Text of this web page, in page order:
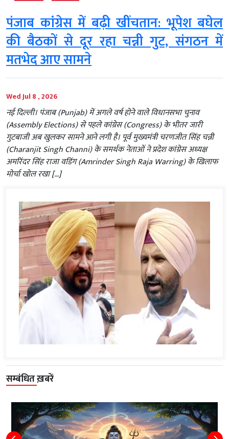
पंजाब कांग्रेस में बढ़ी खींचतान: भूपेश बघेल
की बैठकों से दूर रहा चन्नी गुट, संगठन में
मतभेद आए सामने
Wed Jul 8 , 2026
नई दिल्ली। पंजाब (Punjab) में अगले वर्ष होने वाले विधानसभा चुनाव
(Assembly Elections) से पहले कांग्रेस (Congress) के भीतर जारी
गुटबाजी अब खुलकर सामने आने लगी है। पूर्व मुख्यमंत्री चरणजीत सिंह चन्नी
(Charanjit Singh Channi) के समर्थक नेताओं ने प्रदेश कांग्रेस अध्यक्ष
अमरिंदर सिंह राजा वडिंग (Amrinder Singh Raja Warring) के खिलाफ
मोर्चा खोल रखा […]
सम्बंधित ख़बरें